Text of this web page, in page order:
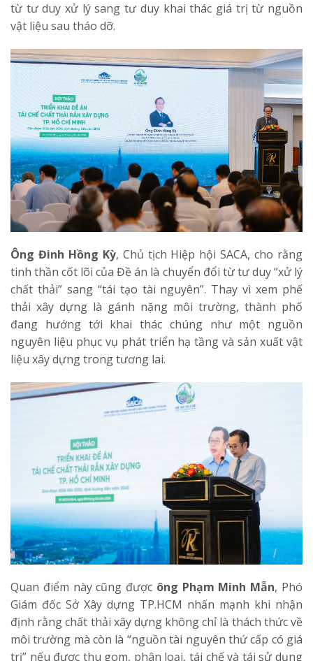
từ tư duy xử lý sang tư duy khai thác giá trị từ nguồn
vật liệu sau tháo dỡ.
Ông Đinh Hồng Kỳ, Chủ tịch Hiệp hội SACA, cho rằng
tinh thần cốt lõi của Đề án là chuyển đổi từ tư duy “xử lý
chất thải” sang “tái tạo tài nguyên”. Thay vì xem phế
thải xây dựng là gánh nặng môi trường, thành phố
đang hướng tới khai thác chúng như một nguồn
nguyên liệu phục vụ phát triển hạ tầng và sản xuất vật
liệu xây dựng trong tương lai.
Quan điểm này cũng được ông Phạm Minh Mẫn, Phó
Giám đốc Sở Xây dựng TP.HCM nhấn mạnh khi nhận
định rằng chất thải xây dựng không chỉ là thách thức về
môi trường mà còn là “nguồn tài nguyên thứ cấp có giá
trị” nếu được thu gom, phân loại, tái chế và tái sử dụng